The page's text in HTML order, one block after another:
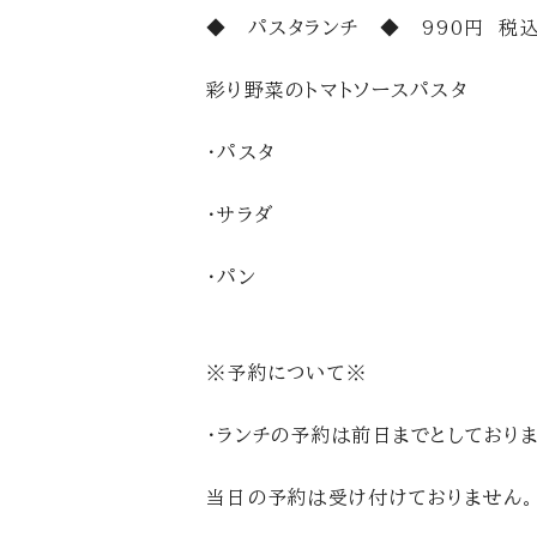
◆ パスタランチ ◆ 990円 税
彩り野菜のトマトソースパスタ
・パスタ
・サラダ
・パン
※予約について※
・ランチの予約は前日までとしておりま
当日の予約は受け付けておりません。